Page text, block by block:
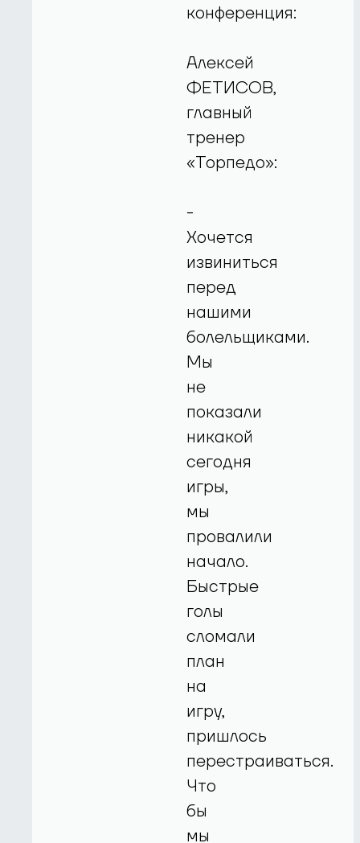
конференция:
Алексей
ФЕТИСОВ,
главный
тренер
«Торпедо»:
-
Хочется
извиниться
перед
нашими
болельщиками.
Мы
не
показали
никакой
сегодня
игры,
мы
провалили
начало.
Быстрые
голы
сломали
план
на
игру,
пришлось
перестраиваться.
Что
бы
мы